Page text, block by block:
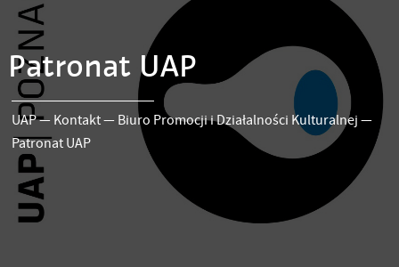
Patronat UAP
UAP— Kontakt— Biuro Promocji i Działalności Kulturalnej —
Patronat UAP